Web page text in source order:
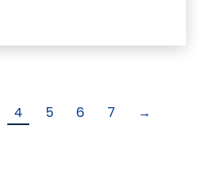
4 5 6 7 →